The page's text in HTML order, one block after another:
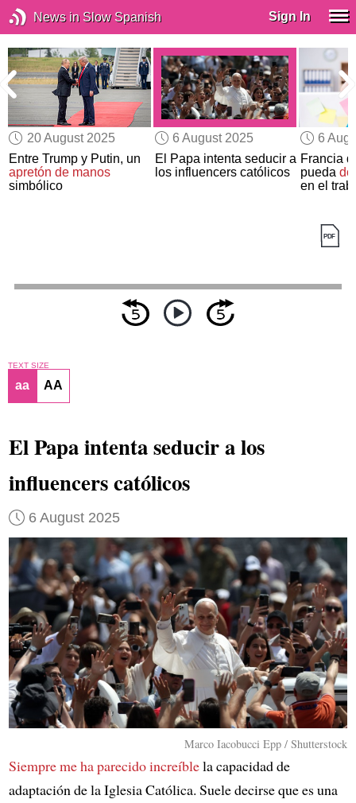
News in Slow Spanish Sign In
20 August 2025
Entre Trump y Putin, un
apretón de manos
simbólico
6 August 2025
El Papa intenta seducir a
los influencers católicos
6
Francia
pueda
en el
TEXT SIZE
aa AA
El Papa intenta seducir a los
influencers católicos
6 August 2025
Marco Iacobucci Epp / Shutterstock
Siempre me ha parecido increíblela capacidad de
adaptación de la Iglesia Católica. Suele decirse que es una